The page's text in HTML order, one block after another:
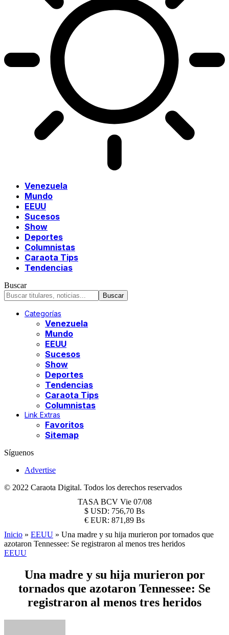
Venezuela
Mundo
EEUU
Sucesos
Show
Deportes
Columnistas
Caraota Tips
Tendencias
Buscar
Categorías
Venezuela
Mundo
EEUU
Sucesos
Show
Deportes
Tendencias
Caraota Tips
Columnistas
Link Extras
Favoritos
Sitemap
Síguenos
Advertise
© 2022 Caraota Digital. Todos los derechos reservados
TASA BCV Vie 07/08
$ USD: 756,70 Bs
€ EUR: 871,89 Bs
Inicio » EEUU » Una madre y su hija murieron por tornados que
azotaron Tennessee: Se registraron al menos tres heridos
EEUU
Una madre y su hija murieron por
tornados que azotaron Tennessee: Se
registraron al menos tres heridos